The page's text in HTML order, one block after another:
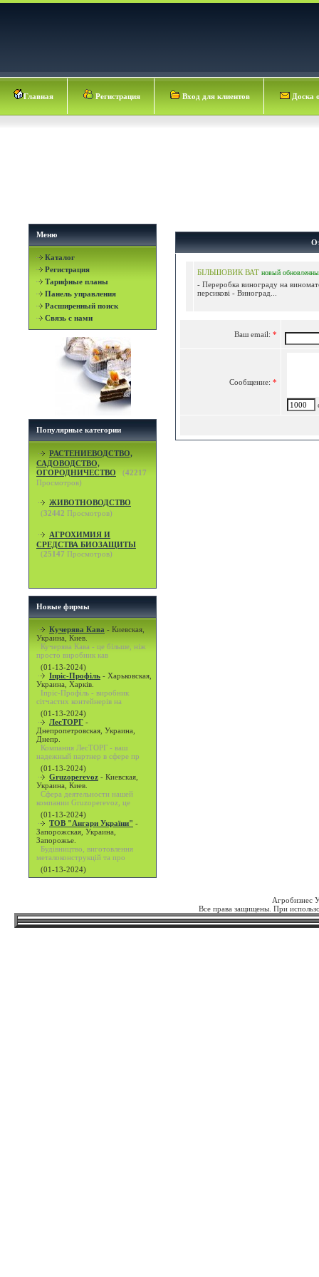
Главная Регистрация Вход для клиентов Доска
Меню
Каталог
Регистрация
Тарифные планы
Панель управления
Расширенный поиск
Связь с нами
Популярные категории
РАСТЕНИЕВОДСТВО,
САДОВОДСТВО,
ОГОРОДНИЧЕСТВО
(42217
Просмотров)
ЖИВОТНОВОДСТВО
(32442 Просмотров)
АГРОХИМИЯ И
СРЕДСТВА БИОЗАЩИТЫ
(25147 Просмотров)
Новые фирмы
Кучерява Кава - Киевская,
Украина, Киев.
Кучерява Кава - це більше, ніж
просто виробник кав
(01-13-2024)
Іпріс-Профіль - Харьковская,
Украина, Харків.
Іпріс-Профіль - виробник
сітчастих контейнерів на
(01-13-2024)
ЛесТОРГ -
Днепропетровская, Украина,
Днепр.
Компания ЛесТОРГ - ваш
надежный партнер в сфере пр
(01-13-2024)
Gruzoperevoz - Киевская,
Украина, Киев.
Сфера деятельности нашей
компании Gruzoperevoz, це
(01-13-2024)
ТОВ "Ангари України" -
Запорожская, Украина,
Запорожье.
Будівництво, виготовлення
металоконструкцій та про
(01-13-2024)
БІЛЬШОВИК ВАТ новый
- Переробка винограду на
персикові - Виноград...
Ваш email: *
Сообщение: *
Агробизнес
Все права защищены. При